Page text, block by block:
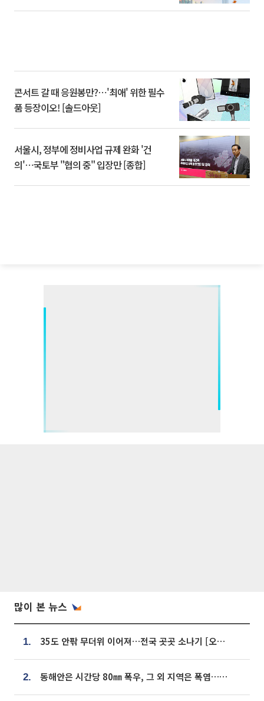
콘서트 갈 때 응원봉만?⋯'최애' 위한 필수
품 등장이오! [솔드아웃]
서울시, 정부에 정비사업 규제 완화 '건
의'⋯국토부 "협의 중" 입장만 [종합]
많이 본 뉴스
1. 35도 안팎 무더위 이어져…전국 곳곳 소나기 [오늘 날씨]
2. 동해안은 시간당 80㎜ 폭우, 그 외 지역은 폭염…‘극과 극 날씨’